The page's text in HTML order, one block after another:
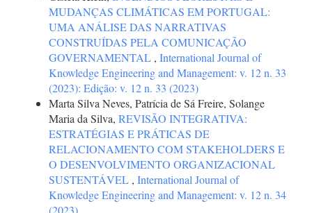
MUDANÇAS CLIMÁTICAS EM PORTUGAL:
UMA ANÁLISE DAS NARRATIVAS
CONSTRUÍDAS PELA COMUNICAÇÃO
GOVERNAMENTAL , International Journal of
Knowledge Engineering and Management: v. 12 n. 33
(2023): Edição: v. 12 n. 33 (2023)
Marta Silva Neves, Patrícia de Sá Freire, Solange
Maria da Silva, REVISÃO INTEGRATIVA:
ESTRATÉGIAS E PRÁTICAS DE
RELACIONAMENTO COM STAKEHOLDERS E
O DESENVOLVIMENTO ORGANIZACIONAL
SUSTENTÁVEL , International Journal of
Knowledge Engineering and Management: v. 12 n. 34
(2023)